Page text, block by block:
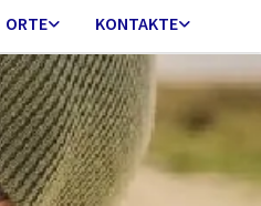
ORTE KONTAKTE